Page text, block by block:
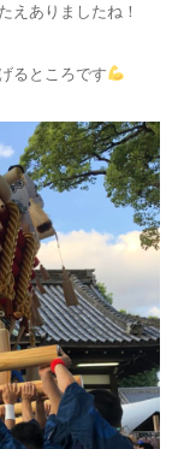
えありましたね！
るところです